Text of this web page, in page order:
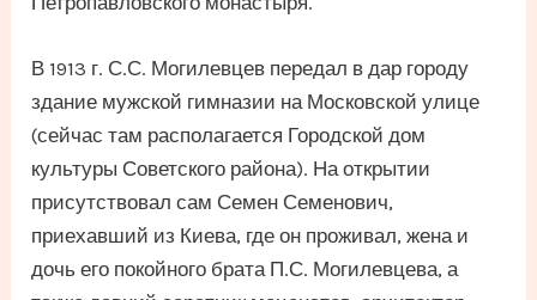
В 1913 г. С.С. Могилевцев передал в дар городу
здание мужской гимназии на Московской улице
(сейчас там располагается Городской дом
культуры Советского района). На открытии
присутствовал сам Семен Семенович,
приехавший из Киева, где он проживал, жена и
дочь его покойного брата П.С. Могилевцева, а